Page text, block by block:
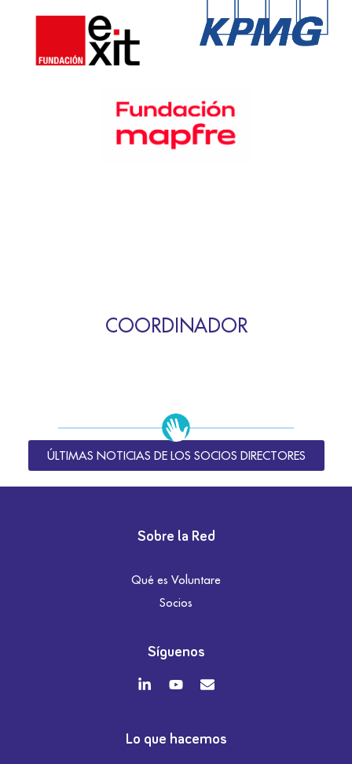
COORDINADOR
ÚLTIMAS NOTICIAS DE LOS SOCIOS DIRECTORES
Sobre la Red
Qué es Voluntare
Socios
Síguenos
Lo que hacemos